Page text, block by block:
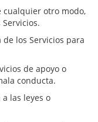
cualquier otro modo,
los Servicios para
de apoyo o
conducta.
las leyes o